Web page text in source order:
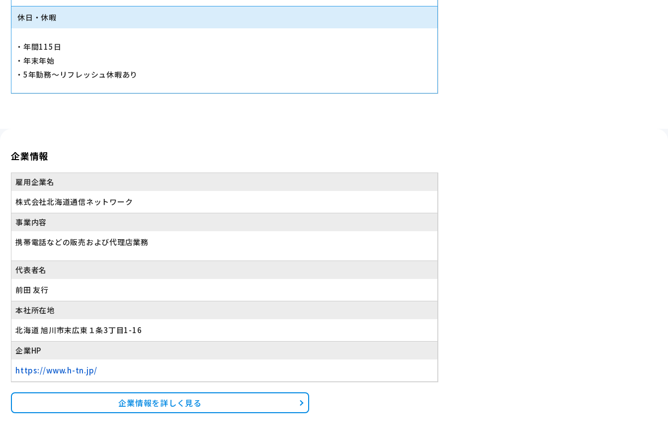
休日・休暇
・年間115日
・年末年始
・5年勤務〜リフレッシュ休暇あり
企業情報
雇用企業名
株式会社北海道通信ネットワーク
事業内容
携帯電話などの販売および代理店業務
代表者名
前田 友行
本社所在地
北海道 旭川市末広東１条3丁目1-16
企業HP
https://www.h-tn.jp/
企業情報を詳しく見る